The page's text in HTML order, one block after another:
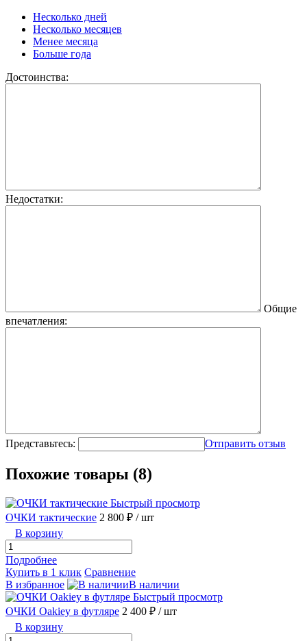
Несколько дней
Несколько месяцев
Менее месяца
Больше года
Достоинства:
Недостатки:
Общие
впечатления:
Представьтесь: Отправить отзыв
Похожие товары (8)
Быстрый просмотр
ОЧКИ тактические 2 800 ₽ / шт
В корзину
Подробнее
Купить в 1 клик Сравнение
В избранное
В наличии
Быстрый просмотр
ОЧКИ Oakiey в футляре 2 400 ₽ / шт
В корзину